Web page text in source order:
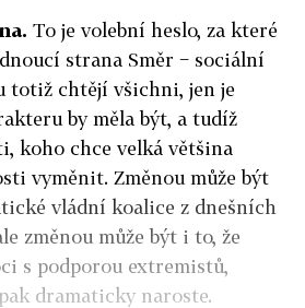
To je volební heslo, za které
strana Směr − sociální
totiž chtějí všichni, jen je
by měla být, a tudíž
koho chce velká většina
vyměnit. Změnou může být
vládní koalice z dnešních
změnou může být i to, že
s podporou extremistů,
dramaticky naroste.